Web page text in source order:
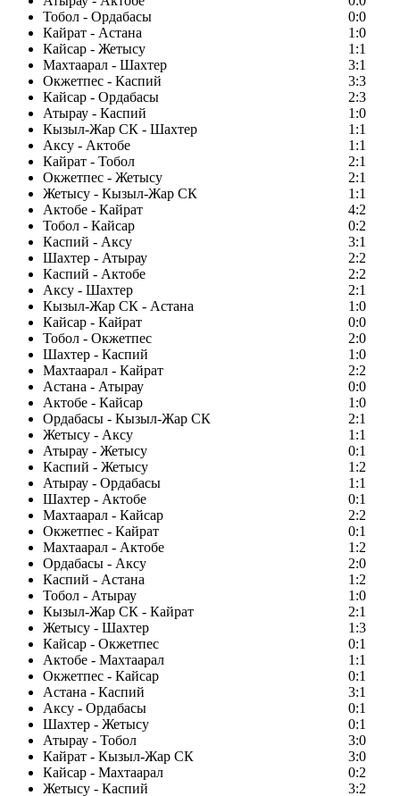
Тобол - Ордабасы
0:0
Кайрат - Астана
1:0
Кайсар - Жетысу
1:1
Махтаарал - Шахтер
3:1
Окжетпес - Каспий
3:3
Кайсар - Ордабасы
2:3
Атырау - Каспий
1:0
Кызыл-Жар СК - Шахтер
1:1
Аксу - Актобе
1:1
Кайрат - Тобол
2:1
Окжетпес - Жетысу
2:1
Жетысу - Кызыл-Жар СК
1:1
Актобе - Кайрат
4:2
Тобол - Кайсар
0:2
Каспий - Аксу
3:1
Шахтер - Атырау
2:2
Каспий - Актобе
2:2
Аксу - Шахтер
2:1
Кызыл-Жар СК - Астана
1:0
Кайсар - Кайрат
0:0
Тобол - Окжетпес
2:0
Шахтер - Каспий
1:0
Махтаарал - Кайрат
2:2
Астана - Атырау
0:0
Актобе - Кайсар
1:0
Ордабасы - Кызыл-Жар СК
2:1
Жетысу - Аксу
1:1
Атырау - Жетысу
0:1
Каспий - Жетысу
1:2
Атырау - Ордабасы
1:1
Шахтер - Актобе
0:1
Махтаарал - Кайсар
2:2
Окжетпес - Кайрат
0:1
Махтаарал - Актобе
1:2
Ордабасы - Аксу
2:0
Каспий - Астана
1:2
Тобол - Атырау
1:0
Кызыл-Жар СК - Кайрат
2:1
Жетысу - Шахтер
1:3
Кайсар - Окжетпес
0:1
Актобе - Махтаарал
1:1
Окжетпес - Кайсар
0:1
Астана - Каспий
3:1
Аксу - Ордабасы
0:1
Шахтер - Жетысу
0:1
Атырау - Тобол
3:0
Кайрат - Кызыл-Жар СК
3:0
Кайсар - Махтаарал
0:2
Жетысу - Каспий
3:2